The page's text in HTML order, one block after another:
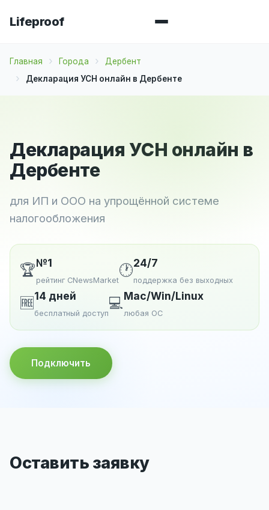
Lifeproof
Главная Города
Дербент
Декларация УСН онлайн в Дербенте
Декларация УСН онлайн в
Дербенте
для ИП и ООО на упрощённой системе
налогообложения
🏆№1
рейтинг CNewsMarket
🕐24/7
поддержка без выходных
🆓14 дней
бесплатный доступ
💻Mac/Win/Linux
любая ОС
Подключить
Оставить заявку